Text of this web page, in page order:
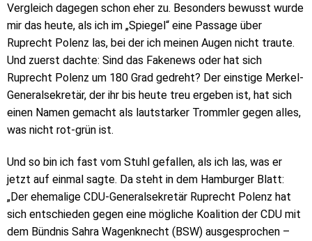
Vergleich dagegen schon eher zu. Besonders bewusst wurde
mir das heute, als ich im „Spiegel“ eine Passage über
Ruprecht Polenz las, bei der ich meinen Augen nicht traute.
Und zuerst dachte: Sind das Fakenews oder hat sich
Ruprecht Polenz um 180 Grad gedreht? Der einstige Merkel-
Generalsekretär, der ihr bis heute treu ergeben ist, hat sich
einen Namen gemacht als lautstarker Trommler gegen alles,
was nicht rot-grün ist.
Und so bin ich fast vom Stuhl gefallen, als ich las, was er
jetzt auf einmal sagte. Da steht in dem Hamburger Blatt:
„Der ehemalige CDU-Generalsekretär Ruprecht Polenz hat
sich entschieden gegen eine mögliche Koalition der CDU mit
dem Bündnis Sahra Wagenknecht (BSW) ausgesprochen –